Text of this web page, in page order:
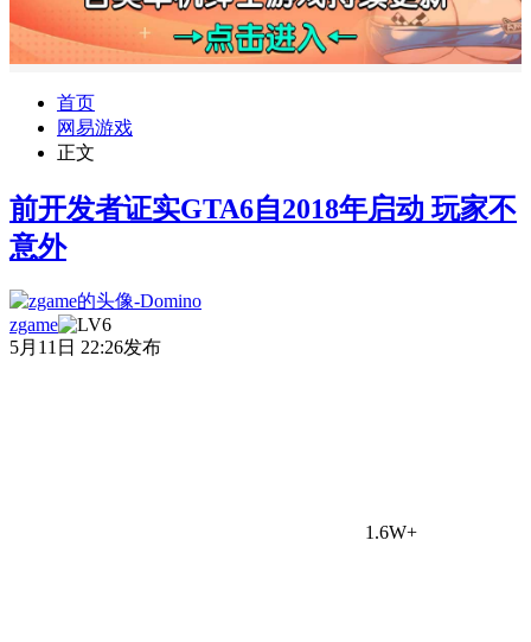
首页
网易游戏
正文
前开发者证实GTA6自2018年启动 玩家不
意外
zgame
5月11日 22:26发布
1.6W+